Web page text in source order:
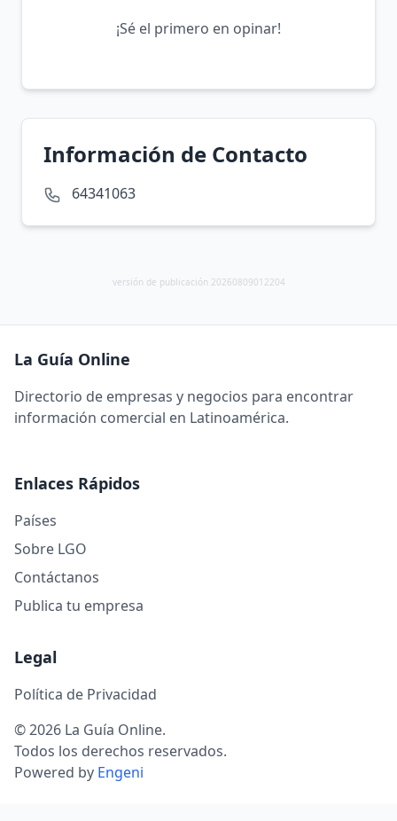
¡Sé el primero en opinar!
Información de Contacto
64341063
versión de publicación 20260809012204
La Guía Online
Directorio de empresas y negocios para encontrar
información comercial en Latinoamérica.
Enlaces Rápidos
Países
Sobre LGO
Contáctanos
Publica tu empresa
Legal
Política de Privacidad
© 2026 La Guía Online.
Todos los derechos reservados.
Powered by Engeni